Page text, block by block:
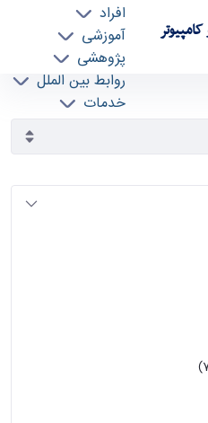
افراد
آموزشی
پژوهشی
روابط بین الملل
خدمات
آرشیو اطلاعیه ها - ece- دانشکده مهندسی برق و